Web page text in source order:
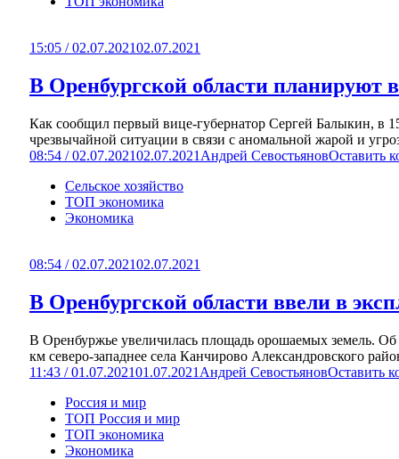
15:05 / 02.07.202102.07.2021
В Оренбургской области планируют
Как сообщил первый вице-губернатор Сергей Балыкин, в
чрезвычайной ситуации в связи с аномальной жарой и
08:54 / 02.07.202102.07.2021 Андрей СевостьяновОставить
Сельское хозяйство
ТОП экономика
Экономика
08:54 / 02.07.202102.07.2021
В Оренбургской области ввели в
В Оренбуржье увеличилась площадь орошаемых земель.
км северо-западнее села Канчирово Александровского
11:43 / 01.07.202101.07.2021 Андрей СевостьяновОставить
Россия и мир
ТОП Россия и мир
ТОП экономика
Экономика